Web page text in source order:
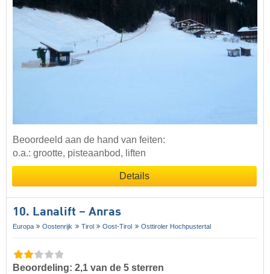
Beoordeeld aan de hand van feiten:
o.a.: grootte, pisteaanbod, liften
Details
10. Lanalift – Anras
Europa Oostenrijk Tirol Oost-Tirol Osttiroler Hochpustertal
Beoordeling: 2,1 van de 5 sterren